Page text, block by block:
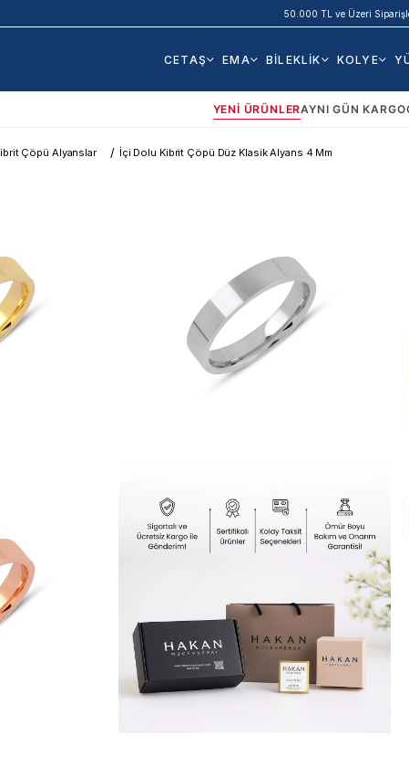
50.000 TL ve Üzeri
CETAŞ EMA BİLEKLİK KOLYE
YENI ÜRÜNLERAYNI GÜN KARGO
Çöpü Alyanslar İçi Dolu Kibrit Çöpü Düz Klasik Alyans 4 Mm